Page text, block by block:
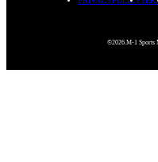
©2026.M-1 Sports